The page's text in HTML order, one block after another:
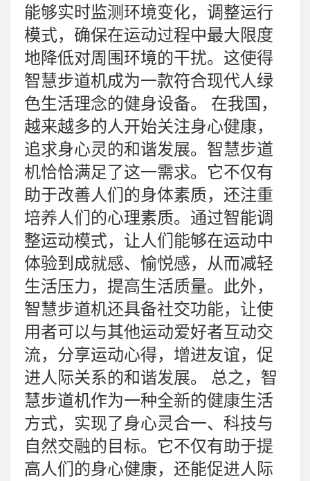
能够实时监测环境变化，调整运行
模式，确保在运动过程中最大限度
地降低对周围环境的干扰。这使得
智慧步道机成为一款符合现代人绿
色生活理念的健身设备。 在我国，
越来越多的人开始关注身心健康，
追求身心灵的和谐发展。智慧步道
机恰恰满足了这一需求。它不仅有
助于改善人们的身体素质，还注重
培养人们的心理素质。通过智能调
整运动模式，让人们能够在运动中
体验到成就感、愉悦感，从而减轻
生活压力，提高生活质量。此外，
智慧步道机还具备社交功能，让使
用者可以与其他运动爱好者互动交
流，分享运动心得，增进友谊，促
进人际关系的和谐发展。 总之，智
慧步道机作为一种全新的健康生活
方式，实现了身心灵合一、科技与
自然交融的目标。它不仅有助于提
高人们的身心健康，还能促进人际